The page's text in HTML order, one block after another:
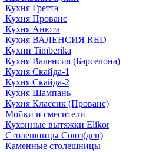
Кухня Гретта
Кухня Прованс
Кухня Анюта
Кухня ВАЛЕНСИЯ RED
Кухни Timberika
Кухня Валенсия (Барселона)
Кухня Скайда-1
Кухня Скайда-2
Кухня Шампань
Кухня Классик (Прованс)
Мойки и смесители
Кухонные вытяжки Elikor
Столешницы Союз(дсп)
Каменные столешницы